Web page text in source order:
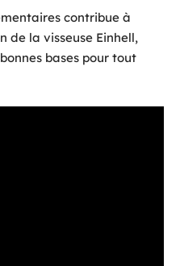
contribue à
de la visseuse Einhell,
bases pour tout